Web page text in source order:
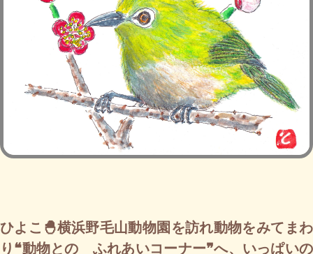
ひよこ🐣横浜野毛山動物園を訪れ動物をみてまわ
り❝動物との ふれあいコーナー❞へ、いっぱいの